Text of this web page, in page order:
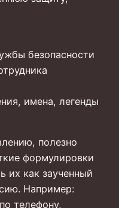
безопасности
имена, легенды
полезно
формулировки
их как заученный
Например:
телефону,